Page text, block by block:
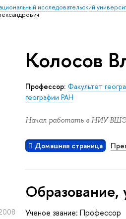
исследовательский
Колосов
Профессор: Факультет
географии РАН
Начал работать в НИУ ВШЭ
Домашняя страница
Ученое звание: Профессор